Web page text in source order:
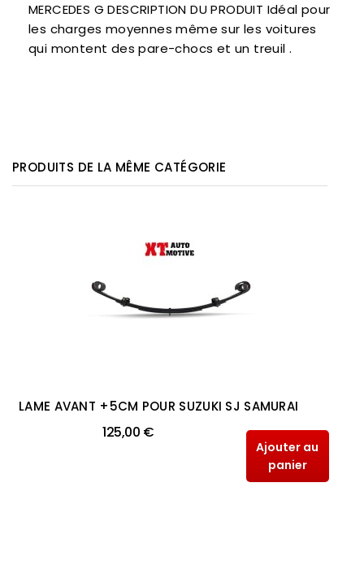
MERCEDES G DESCRIPTION DU PRODUIT Idéal pour
les charges moyennes même sur les voitures
qui montent des pare-chocs et un treuil .
PRODUITS DE LA MÊME CATÉGORIE
LAME AVANT +5CM POUR SUZUKI SJ SAMURAI
125,00 €
Ajouter au
panier